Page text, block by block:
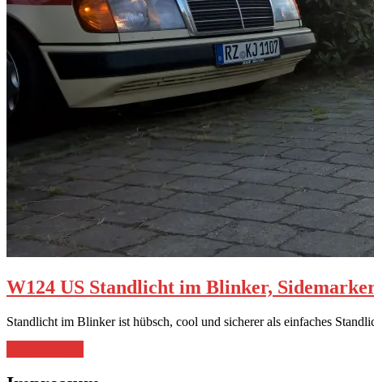
W124 US Standlicht im Blinker,
Standlicht im Blinker ist hübsch, cool und sicherer als einfaches
Standlicht